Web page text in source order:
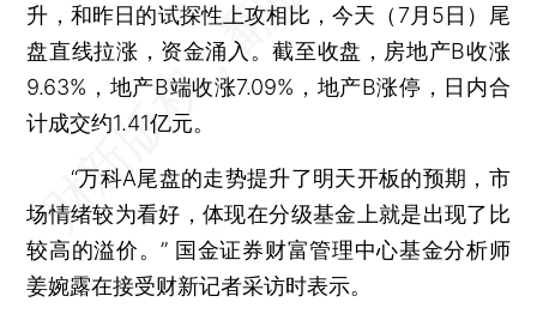
升，和昨日的试探性上攻相比，今天（7月5日）尾
盘直线拉涨，资金涌入。截至收盘，房地产B收涨
9.63%，地产B端收涨7.09%，地产B涨停，日内合
计成交约1.41亿元。
“万科A尾盘的走势提升了明天开板的预期，市
场情绪较为看好，体现在分级基金上就是出现了比
较高的溢价。” 国金证券财富管理中心基金分析师
姜婉露在接受财新记者采访时表示。